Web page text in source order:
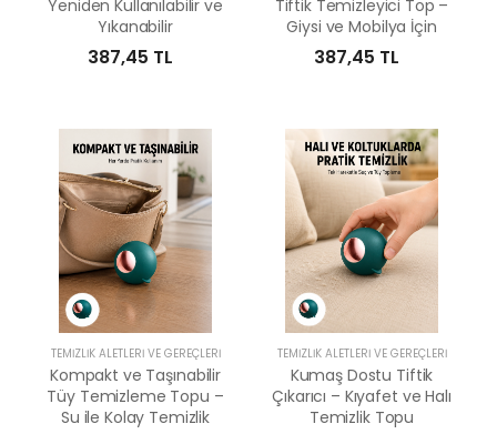
Yeniden Kullanılabilir ve
Yıkanabilir
387,45 TL
Tiftik Temizleyici Top –
Giysi ve Mobilya İçin
387,45 TL
TEMIZLIK ALETLERI VE GEREÇLERI
Kompakt ve Taşınabilir
Tüy Temizleme Topu –
Su ile Kolay Temizlik
TEMIZLIK ALETLERI VE GEREÇLERI
Kumaş Dostu Tiftik
Çıkarıcı – Kıyafet ve Halı
Temizlik Topu